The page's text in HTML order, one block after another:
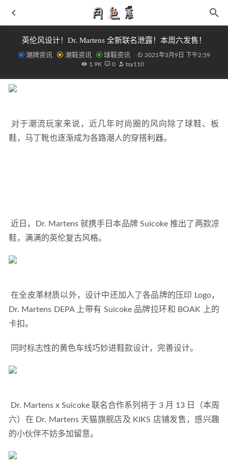
英伦风设计！Dr. Martens 全新联名泄露！本周六发售！
潮牌资讯 潮鞋资讯 球鞋资讯
2021年3月9日 下午2:59
1.9K
0 tsy110
鞋，马丁靴也逐渐成为各路潮人的穿搭利器。
近日，Dr. Martens 就携手日本品牌 Suicoke 推出了两款凉
鞋，满满的英伦复古风格。
在全皮革材质以外，设计中还加入了各品牌的压印 Logo，
Dr. Martens DEPA 上带有 Suicoke 品牌拉环和 BOAK 上的
卡扣。
同时标志性的黄色车线巧妙进鞋款设计，完善设计。
六）在 Dr. Martens 天猫旗舰店及 KIKS 店铺发售，感兴趣
的小伙伴不妨多加留意。
萨洛蒙 XT-6 全新“竹”、“莲”配色鞋款系列首次亮相 2021-
08-20